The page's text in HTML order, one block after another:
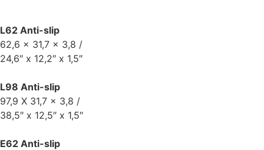
L62 Anti-slip
62,6 x 31,7 x 3,8 /
24,6″ x 12,2″ x 1,5″
L98 Anti-slip
97,9 X 31,7 x 3,8 /
38,5″ x 12,5″ x 1,5″
E62 Anti-slip